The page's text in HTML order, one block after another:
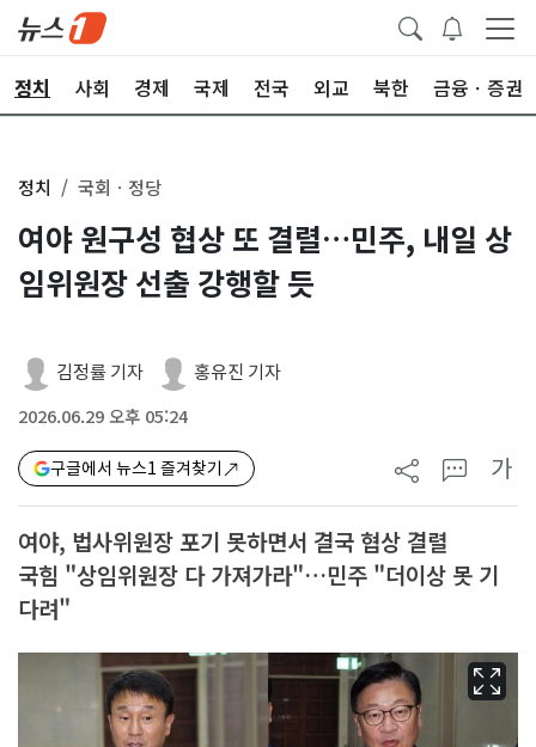
정치 사회 경제 국제 전국 외교 북한 금융ㆍ증권
정치 국회ㆍ정당
여야 원구성 협상 또 결렬…민주, 내일 상
임위원장 선출 강행할 듯
김정률 기자 홍유진 기자
2026.06.29 오후 05:24
구글에서 뉴스1 즐겨찾기 가
여야, 법사위원장 포기 못하면서 결국 협상 결렬
국힘 "상임위원장 다 가져가라"…민주 "더이상 못 기
다려"